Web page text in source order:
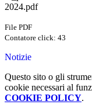
2024.pdf
File PDF
Contatore click: 43
Notizie
Questo sito o gli
cookie necessari al
COOKIE POLICY.